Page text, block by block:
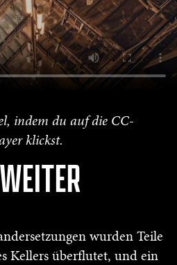
indem du auf die CC-
klickst.
wurden Teile
Kellers überflutet, und ein